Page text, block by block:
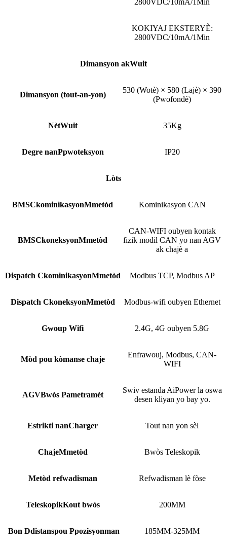
KOKIYAJ EKSTERYÈ:
2800VDC/10mA/1Min
Dimansyon akWuit
Dimansyon (tout-an-yon)
530 (Wotè) × 580 (Lajè) × 390
(Pwofondè)
NètWuit 35Kg
Degre nanPpwoteksyon IP20
Lòts
BMSCkominikasyonMmetòd Kominikasyon CAN
BMSCkoneksyonMmetòd
CAN-WIFI oubyen kontak
fizik modil CAN yo nan AGV
ak chajè a
Dispatch CkominikasyonMmetòd Modbus TCP, Modbus AP
Dispatch CkoneksyonMmetòd Modbus-wifi oubyen Ethernet
Gwoup Wifi 2.4G, 4G oubyen 5.8G
Mòd pou kòmanse chaje
Enfrawouj, Modbus, CAN-
WIFI
AGVBwòs Pametramèt
Swiv estanda AiPower la oswa
desen kliyan yo bay yo.
Estrikti nanCharger Tout nan yon sèl
ChajeMmetòd Bwòs Teleskopik
Metòd refwadisman Refwadisman lè fòse
TeleskopikKout bwòs 200MM
Bon Ddistanspou Ppozisyonman 185MM-325MM